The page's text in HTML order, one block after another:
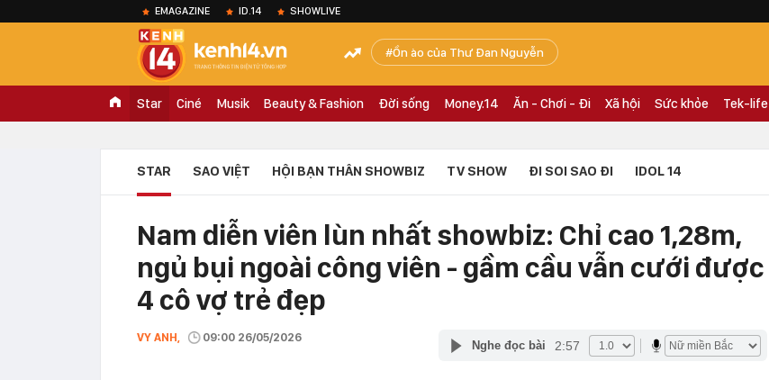
EMAGAZINE ID.14 SHOWLIVE
Ồn ào của Thư Đan Nguyễn
Star Ciné Musik Beauty & Fashion Đời sống Money.14 Ăn - Chơi - Đi Xã hội Sức khỏe Tek-life
STAR SAO VIỆT HỘI BẠN THÂN SHOWBIZ TV SHOW ĐI SOI SAO ĐI IDOL 14
Nam diễn viên lùn nhất showbiz: Chỉ cao 1,28m,
ngủ bụi ngoài công viên - gầm cầu vẫn cưới được
4 cô vợ trẻ đẹp
VY ANH, 09:00 26/05/2026
Nghe đọc bài 2:57